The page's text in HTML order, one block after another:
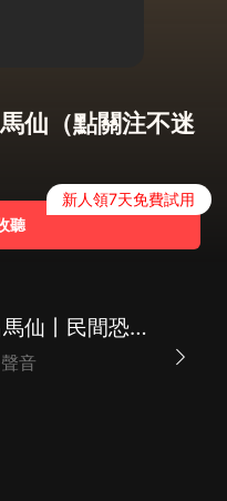
仙（點關注不迷
聽
新人領7天免費試用
東北大先生丨出馬仙丨民間恐怖懸疑
音